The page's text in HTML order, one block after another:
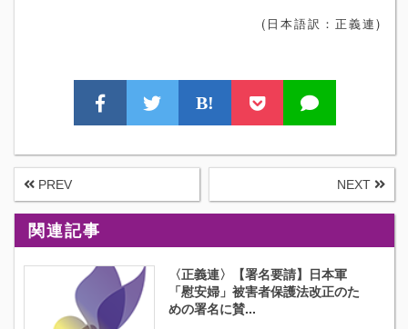
(日本語訳：正義連)
B!
PREV NEXT
関連記事
〈正義連〉【署名要請】日本軍
「慰安婦」被害者保護法改正のた
めの署名に賛...